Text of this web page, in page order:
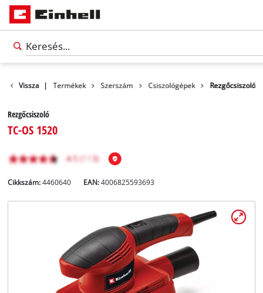
Magyar
Vissza | Termékek Szerszám Csiszológépek Rezgőcsiszoló
Rezgőcsiszoló
TC-OS 1520
Cikkszám: 4460640 EAN:4006825593693